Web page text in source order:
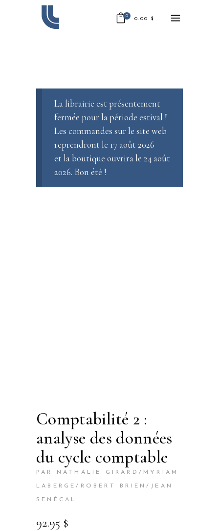
0 0.00 $
La librairie est présentement
fermée pour la période estival !
Les commandes sur le site web
reprendront le 17 août 2026
et la boutique ouvrira le 24 août
2026. Bon été !
comptabilité 2 :
analyse des données
du cycle comptable
PAR NATHALIE GIRARD/MYRIAM
LABERGE/ROBERT BRIEN/JEAN
SENÉCAL
92.95 $